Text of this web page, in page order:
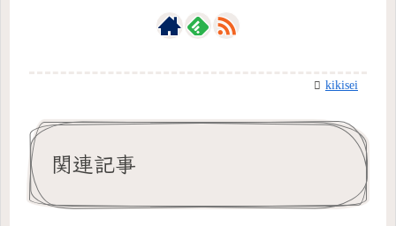
kikisei
関連記事